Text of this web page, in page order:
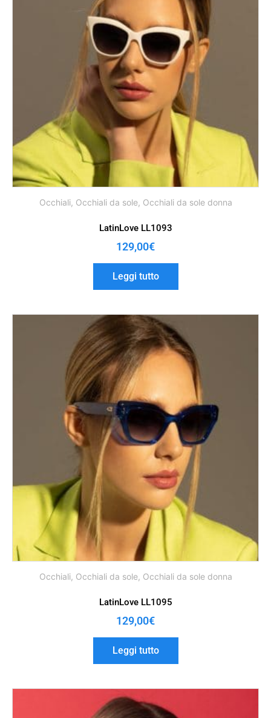
Occhiali, Occhiali da sole, Occhiali da sole donna
LatinLove LL1093
129,00€
Leggi tutto
Occhiali, Occhiali da sole, Occhiali da sole donna
LatinLove LL1095
129,00€
Leggi tutto